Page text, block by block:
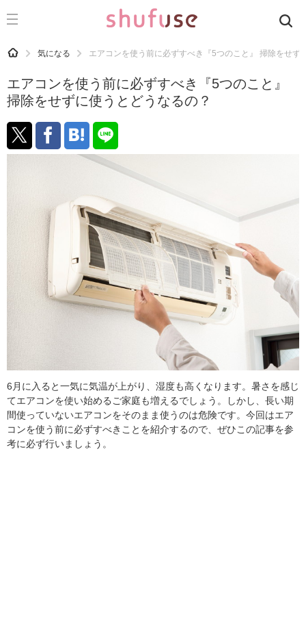
CATEGORY 記事カテゴリ
運気
洗濯
生活の知恵
マナー
食材辞典
おすすめ
HOME 気になる エアコンを使う前に必ずすべき『5つのこと』 掃除をせず
エアコンを使う前に必ずすべき『5つのこと』
掃除をせずに使うとどうなるの？
6月に入ると一気に気温が上がり、湿度も高くなります。暑さを感じ
てエアコンを使い始めるご家庭も増えるでしょう。しかし、長い期
間使っていないエアコンをそのまま使うのは危険です。今回はエア
コンを使う前に必ずすべきことを紹介するので、ぜひこの記事を参
考に必ず行いましょう。